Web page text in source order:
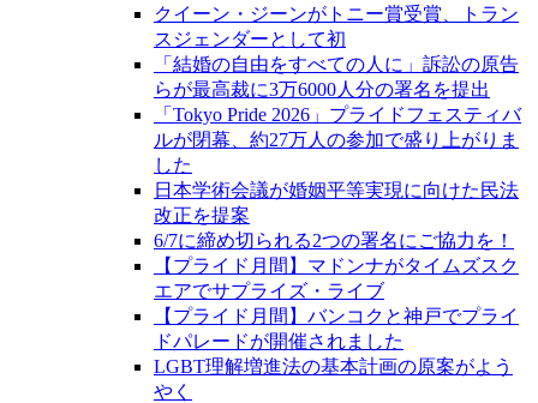
クイーン・ジーンがトニー賞受賞、トラン
スジェンダーとして初
「結婚の自由をすべての人に」訴訟の原告
らが最高裁に3万6000人分の署名を提出
「Tokyo Pride 2026」プライドフェスティバ
ルが閉幕、約27万人の参加で盛り上がりま
した
日本学術会議が婚姻平等実現に向けた民法
改正を提案
6/7に締め切られる2つの署名にご協力を！
【プライド月間】マドンナがタイムズスク
エアでサプライズ・ライブ
【プライド月間】バンコクと神戸でプライ
ドパレードが開催されました
LGBT理解増進法の基本計画の原案がよう
やく